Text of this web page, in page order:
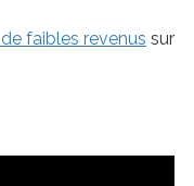
faibles revenus sur